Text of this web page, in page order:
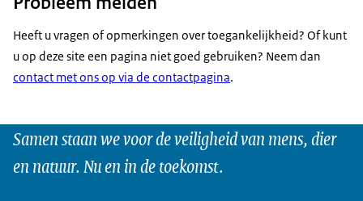
Heeft u vragen of opmerkingen over toegankelijkheid? Of kunt
u op deze site een pagina niet goed gebruiken? Neem dan
contact met ons op via de contactpagina.
Samen staan we voor de veiligheid van mens, dier
en natuur. Nu en in de toekomst.